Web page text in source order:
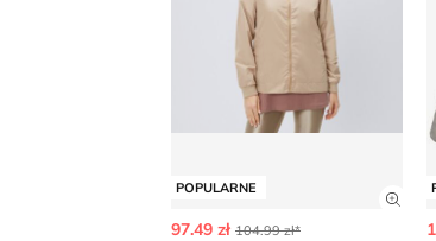
POPULARNE
97.49 zł 104.99 zł*